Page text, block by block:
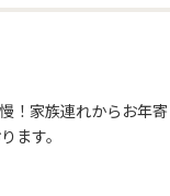
！家族連れからお年
ます。